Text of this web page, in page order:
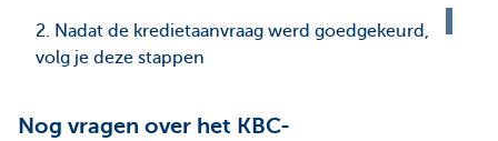
2. Nadat de kredietaanvraag werd goedgekeurd,
volg je deze stappen
Nog vragen over het KBC-